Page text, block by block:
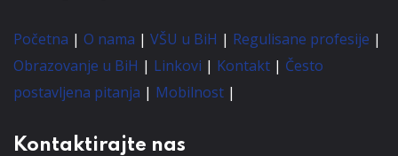
Početna | O nama | VŠU u BiH | Regulisane profesije |
Obrazovanje u BiH | Linkovi | Kontakt | Često
postavljena pitanja | Mobilnost |
Kontaktirajte nas